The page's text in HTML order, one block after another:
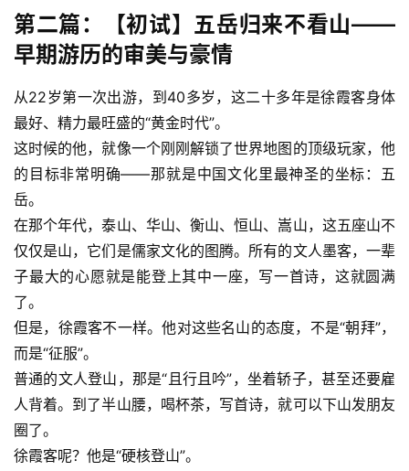
第二篇：【初试】五岳归来不看山——
早期游历的审美与豪情
从22岁第一次出游，到40多岁，这二十多年是徐霞客身体
最好、精力最旺盛的“黄金时代”。
这时候的他，就像一个刚刚解锁了世界地图的顶级玩家，他
的目标非常明确——那就是中国文化里最神圣的坐标：五
岳。
在那个年代，泰山、华山、衡山、恒山、嵩山，这五座山不
仅仅是山，它们是儒家文化的图腾。所有的文人墨客，一辈
子最大的心愿就是能登上其中一座，写一首诗，这就圆满
了。
但是，徐霞客不一样。他对这些名山的态度，不是“朝拜”，
而是“征服”。
普通的文人登山，那是“且行且吟”，坐着轿子，甚至还要雇
人背着。到了半山腰，喝杯茶，写首诗，就可以下山发朋友
圈了。
徐霞客呢？他是“硬核登山”。